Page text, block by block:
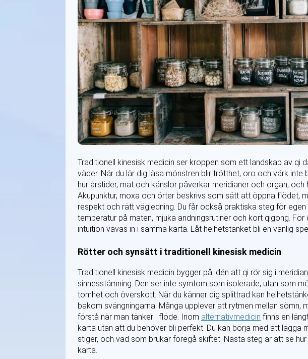
Traditionell kinesisk medicin ser kroppen som ett landskap av qi
väder. När du lär dig läsa mönstren blir trötthet, oro och värk inte
hur årstider, mat och känslor påverkar meridianer och organ,
Akupunktur, moxa och örter beskrivs som sätt att öppna flödet,
respekt och rätt vägledning. Du får också praktiska steg för
temperatur på maten, mjuka andningsrutiner och kort qigong.
intuition vävas in i samma karta. Låt helhetstänket bli en vänlig
Rötter och synsätt i traditionell kinesisk medicin
Traditionell kinesisk medicin bygger på idén att qi rör sig i
sinnesstämning. Den ser inte symtom som isolerade, utan som
tomhet och överskott. När du känner dig splittrad kan
bakom svängningarna. Många upplever att rytmen mellan sömn,
förstå när man tänker i flöde. Inom alternativmedicin finns en
karta utan att du behöver bli perfekt. Du kan börja med att lägga
stiger, och vad som brukar föregå skiftet. Nästa steg är att se
karta.